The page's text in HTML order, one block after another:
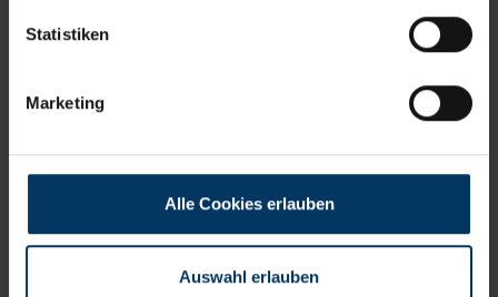
Statistiken
Marketing
Alle Cookies erlauben
Auswahl erlauben